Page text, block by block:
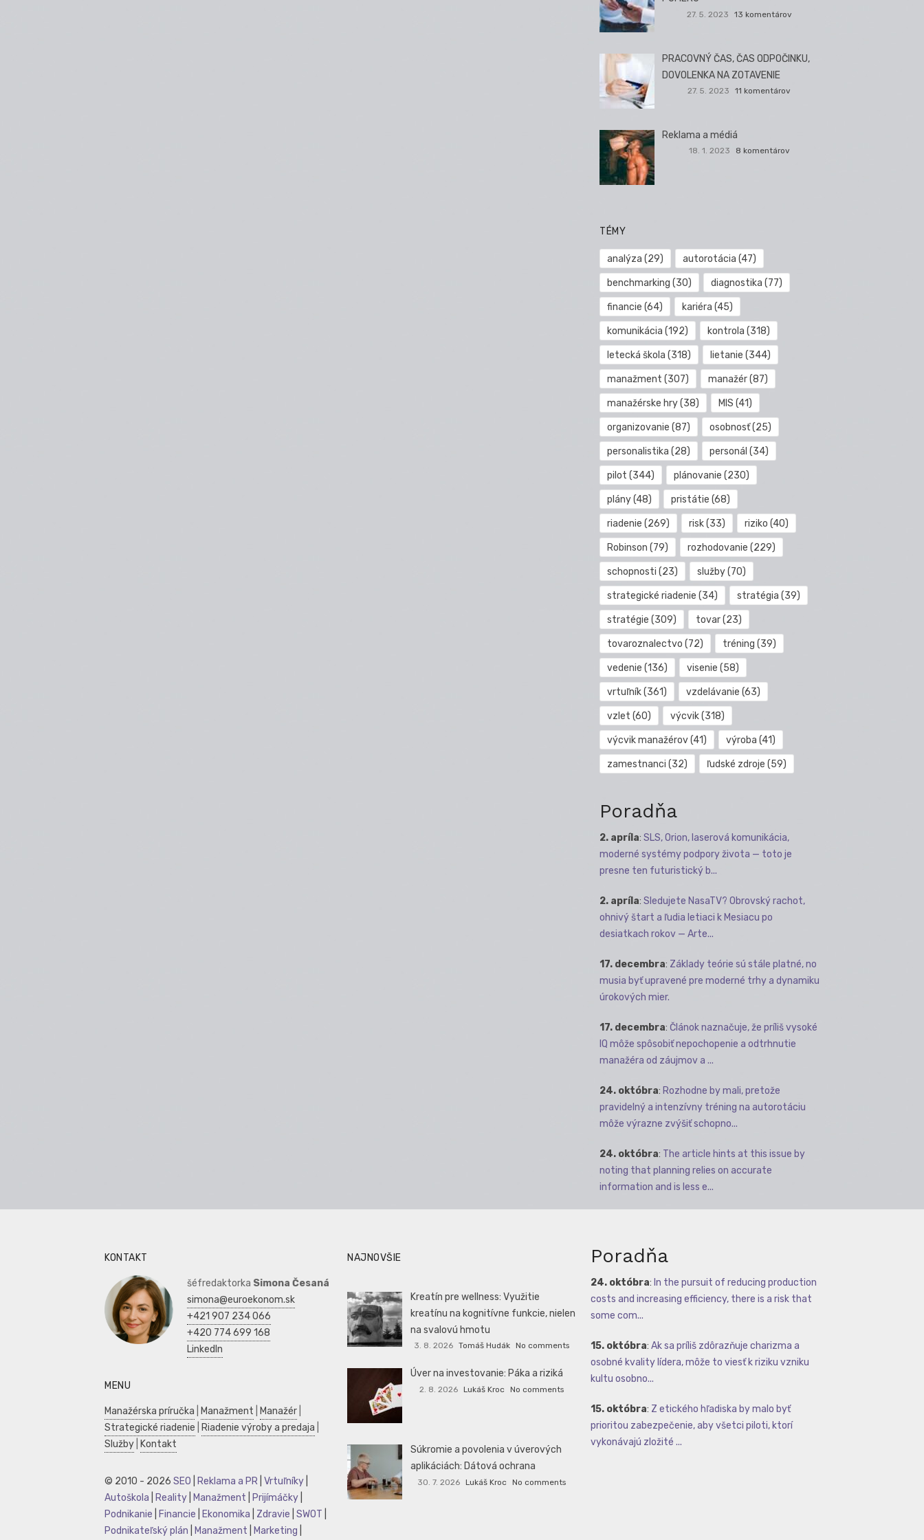
27. 5. 2023 13 komentárov
PRACOVNÝ ČAS, ČAS ODPOČINKU,
DOVOLENKA NA ZOTAVENIE
27. 5. 2023 11 komentárov
Reklama a médiá
18. 1. 2023 8 komentárov
TÉMY
analýza (29) autorotácia (47)
benchmarking (30) diagnostika (77)
financie (64) kariéra (45)
komunikácia (192) kontrola (318)
letecká škola (318) lietanie (344)
manažment (307) manažér(87)
manažérske hry(38) MIS (41)
organizovanie (87) osobnosť(25)
personalistika (28) personál (34)
pilot (344) plánovanie (230)
plány(48) pristátie (68)
riadenie (269) risk(33) riziko (40)
Robinson (79) rozhodovanie (229)
schopnosti (23) služby(70)
strategické riadenie (34) stratégia (39)
stratégie (309) tovar(23)
tovaroznalectvo (72) tréning (39)
vedenie (136) visenie (58)
vrtuľník(361) vzdelávanie (63)
vzlet (60) výcvik(318)
výcvik manažérov(41) výroba (41)
zamestnanci (32) ľudské zdroje (59)
Poradňa
2. apríla: SLS, Orion, laserová komunikácia,
moderné systémy podpory života — toto je
presne ten futuristický b...
2. apríla: Sledujete NasaTV? Obrovský rachot,
ohnivý štart a ľudia letiaci k Mesiacu po
desiatkach rokov — Arte...
17. decembra: Základy teórie sú stále platné, no
musia byť upravené pre moderné trhy a dynamiku
úrokových mier.
17. decembra: Článok naznačuje, že príliš vysoké
IQ môže spôsobiť nepochopenie a odtrhnutie
manažéra od záujmov a ...
24. októbra: Rozhodne by mali, pretože
pravidelný a intenzívny tréning na autorotáciu
môže výrazne zvýšiť schopno...
24. októbra: The article hints at this issue by
noting that planning relies on accurate
information and is less e...
KONTAKT
šéfredaktorka Simona Česaná
simona@euroekonom.sk
+421 907 234 066
+420 774 699 168
LinkedIn
MENU
Manažérska príručka Manažment Manažér
Strategické riadenie
Riadenie výroby a predaja
Služby
Kontakt
© 2010 - 2026 SEO Reklama a PR Vrtuľníky
Autoškola
Reality Manažment Prijímáčky
Podnikanie
Financie Ekonomika Zdravie SWOT
Podnikateľský plán
Manažment Marketing
NAJNOVŠIE
Kreatín pre wellness: Využitie
kreatínu na kognitívne funkcie, nielen
na svalovú hmotu
3. 8. 2026 Tomáš Hudák No comments
Úver na investovanie: Páka a riziká
2. 8. 2026 Lukáš Kroc No comments
Súkromie a povolenia v úverových
aplikáciách: Dátová ochrana
30. 7. 2026 Lukáš Kroc No comments
Poradňa
24. októbra: In the pursuit of reducing production
costs and increasing efficiency, there is a risk that
some com...
15. októbra: Ak sa príliš zdôrazňuje charizma a
osobné kvality lídera, môže to viesť k riziku vzniku
kultu osobno...
15. októbra: Z etického hľadiska by malo byť
prioritou zabezpečenie, aby všetci piloti, ktorí
vykonávajú zložité ...